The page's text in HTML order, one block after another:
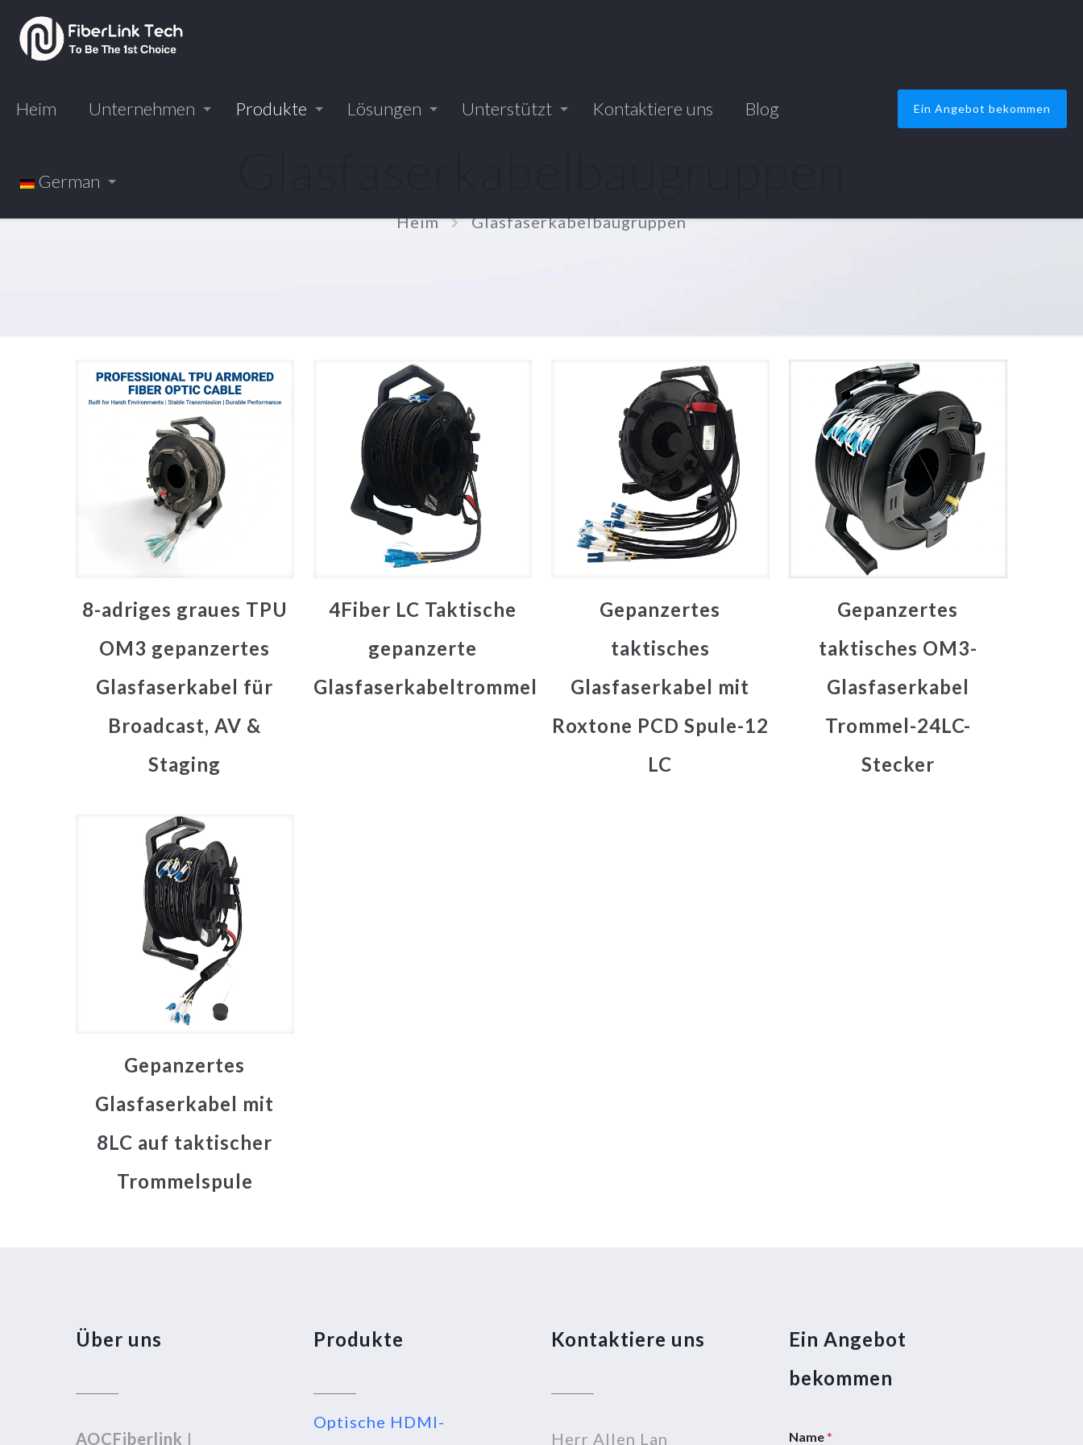
Heim Unternehmen Produkte Lösungen Unterstützt Kontaktiere uns Blog
German
Ein Angebot bekommen
Heim Glasfaserkabelbaugruppen
8-adriges graues TPU
OM3 gepanzertes
Glasfaserkabel für
Broadcast, AV &
Staging
4Fiber LC Taktische
gepanzerte
Glasfaserkabeltrommel
Gepanzertes
taktisches
Glasfaserkabel mit
Roxtone PCD Spule-12
LC
Gepanzertes
taktisches OM3-
Glasfaserkabel
Trommel-24LC-
Stecker
Gepanzertes
Glasfaserkabel mit
8LC auf taktischer
Trommelspule
Über uns
AOCFiberlink |
Produkte
Optische HDMI-
Kontaktiere uns
Herr Allen Lan
Ein Angebot
bekommen
Name*